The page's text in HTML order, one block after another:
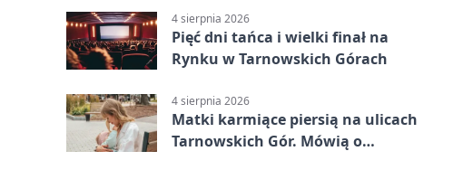
4 sierpnia 2026
Pięć dni tańca i wielki finał na
Rynku w Tarnowskich Górach
4 sierpnia 2026
Matki karmiące piersią na ulicach
Tarnowskich Gór. Mówią o